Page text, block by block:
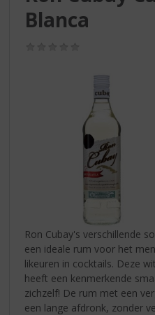
Blanca
Ron Cubay's verschillende
een ideale rum voor het
likeuren in cocktails. Deze
heeft een kenmerkende
zichzelf! De rum met een
een lange afdronk, zonder